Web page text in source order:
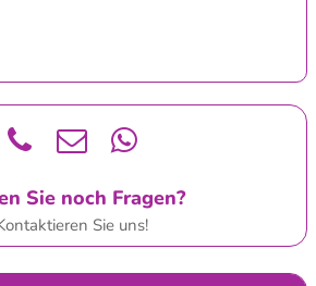
Sie noch Fragen?
Sie uns!